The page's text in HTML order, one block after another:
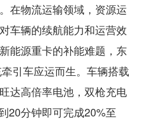
在物流运输领域，资源运
车辆的续航能力和运营效
能源重卡的补能难题，东
引车应运而生。车辆搭载
达高倍率电池，双枪充电
20分钟即可完成20%至